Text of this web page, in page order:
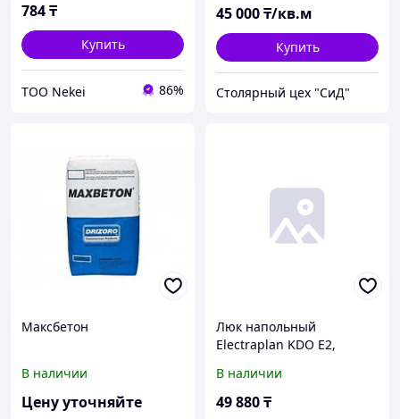
784₸
Купить
ТОО Nekei 86%
45 000₸/кв.м
Купить
Столярный цех "СиД"
Максбетон
В наличии
Цену уточняйте
Люк напольный
Electraplan KDO E2,
заливку, 247х147 мм
(ВхШ), глубина установки:
В наличии
49 880₸